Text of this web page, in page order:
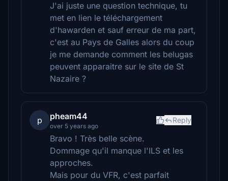
J'ai juste une question technique, tu
met en lien le téléchargement
d'hawarden et sauf erreur de ma part,
c'est au Pays de Galles alors du coup
je me demande comment les belugas
peuvent apparaitre sur le site de St
Nazaire ?
p pheam44
over 5 years ago
Reply
Bravo ! Très belle scène.
Dommage qu'il manque l'ILS et les
approches.
Mais pour du VFR, c'est parfait